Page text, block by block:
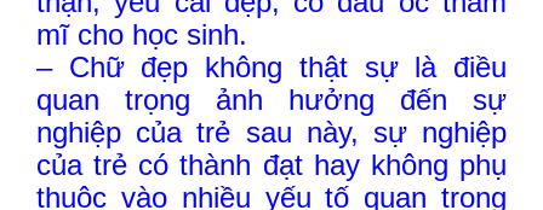
mĩ cho học sinh.
– Chữ đẹp không thật sự là điều
quan trọng ảnh hưởng đến sự
nghiệp của trẻ sau này, sự nghiệp
của trẻ có thành đạt hay không phụ
thuộc vào nhiều yếu tố quan trọng